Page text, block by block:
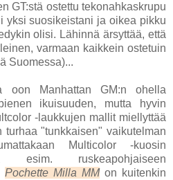
GT:stä ostettu tekonahkaskrupu
yksi suosikeistani ja oikea pikku
olisi. Lähinnä ärsyttää, että
varmaan kaikkein ostetuin
Suomessa)...
oon Manhattan GM:n ohella
ikuisuuden, mutta hyvin
-laukkujen mallit miellyttää
"tunkkaisen" vaikutelman
Multicolor -kuosin
esim. ruskeapohjaiseen
Pochette Milla MMon kuitenkin